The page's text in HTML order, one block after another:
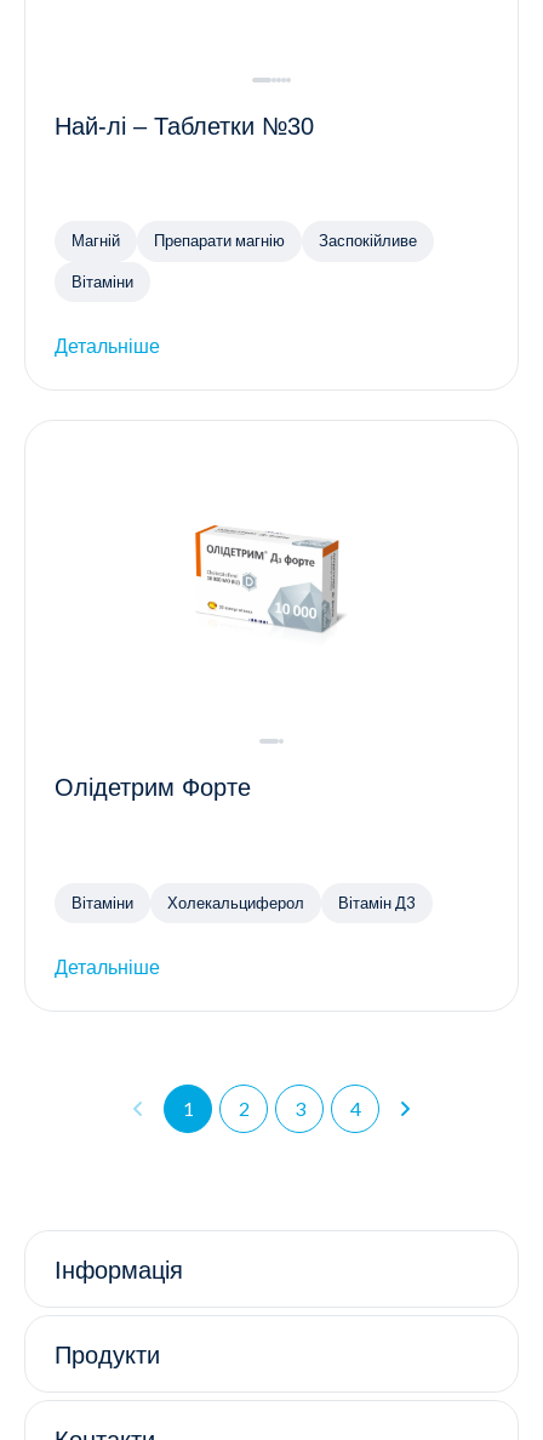
Най-лі – Таблетки №30
Магній Препарати магнію Заспокійливе
Вітаміни
Детальніше
Олідетрим Форте
Вітаміни Холекальциферол Вітамін Д3
Детальніше
1 2 3 4
Інформація
Продукти